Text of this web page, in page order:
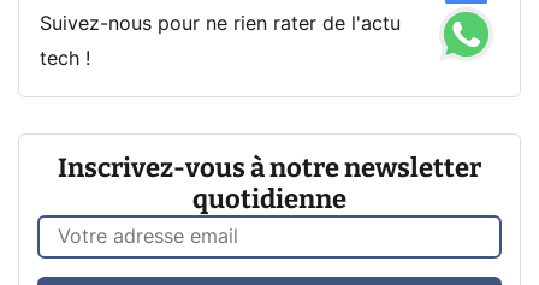
Suivez-nous pour ne rien rater de l'actu
tech !
Inscrivez-vous à notre newsletter
quotidienne